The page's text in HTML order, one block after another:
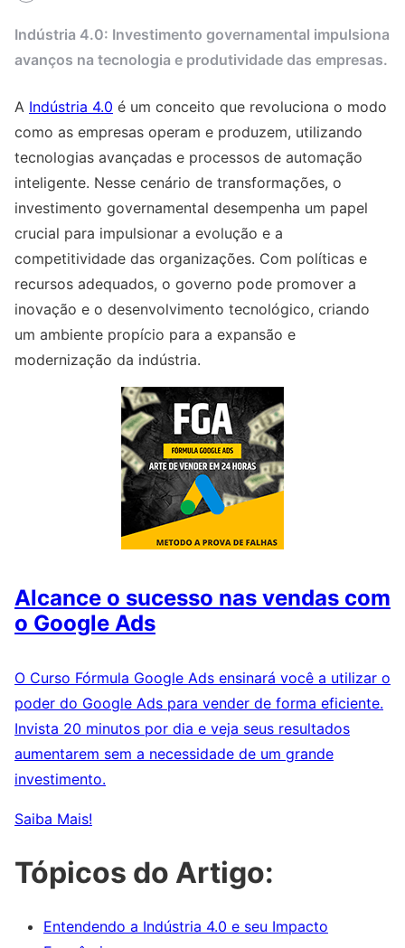
Indústria 4.0: Investimento governamental impulsiona
avanços na tecnologia e produtividade das empresas.
A Indústria 4.0 é um conceito que revoluciona o modo
como as empresas operam e produzem, utilizando
tecnologias avançadas e processos de automação
inteligente. Nesse cenário de transformações, o
investimento governamental desempenha um papel
crucial para impulsionar a evolução e a
competitividade das organizações. Com políticas e
recursos adequados, o governo pode promover a
inovação e o desenvolvimento tecnológico, criando
um ambiente propício para a expansão e
modernização da indústria.
Alcance o sucesso nas vendas com
o Google Ads
O Curso Fórmula Google Ads ensinará você a utilizar o
poder do Google Ads para vender de forma eficiente.
Invista 20 minutos por dia e veja seus resultados
aumentarem sem a necessidade de um grande
investimento.
Saiba Mais!
Tópicos do Artigo:
Entendendo a Indústria 4.0 e seu Impacto